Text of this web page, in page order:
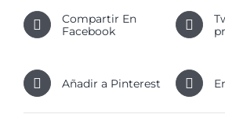
Compartir En
Facebook
Añadir a Pinterest